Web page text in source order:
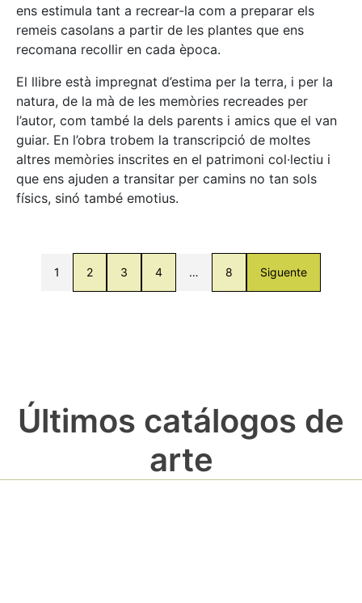
ens estimula tant a recrear-la com a preparar els
remeis casolans a partir de les plantes que ens
recomana recollir en cada època.
El llibre està impregnat d’estima per la terra, i per la
natura, de la mà de les memòries recreades per
l’autor, com també la dels parents i amics que el van
guiar. En l’obra trobem la transcripció de moltes
altres memòries inscrites en el patrimoni col·lectiu i
que ens ajuden a transitar per camins no tan sols
físics, sinó també emotius.
1 2 3 4 … 8 Siguente
Últimos catálogos de
arte